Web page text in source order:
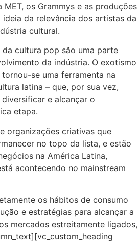
os Grammys e as produções
da relevância dos artistas da
cultural.
cultura pop são uma parte
da indústria. O exotismo
se uma ferramenta na
latina – que, por sua vez,
e alcançar o
etapa.
organizações criativas que
no topo da lista, e estão
na América Latina,
acontecendo no mainstream
os hábitos de consumo
e estratégias para alcançar a
mercados estreitamente ligados,